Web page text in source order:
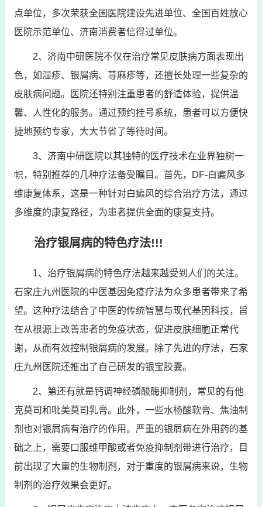
点单位，多次荣获全国医院建设先进单位、全国百姓放心
医院示范单位、济南消费者信得过单位。
2、济南中研医院不仅在治疗常见皮肤病方面表现出
色，如湿疹、银屑病、荨麻疹等，还擅长处理一些复杂的
皮肤病问题。医院还特别注重患者的舒适体验，提供温
馨、人性化的服务。通过预约挂号系统，患者可以方便快
捷地预约专家，大大节省了等待时间。
3、济南中研医院以其独特的医疗技术在业界独树一
帜，特别推荐的几种疗法备受瞩目。首先，DF-白癜风多
维康复体系，这是一种针对白癜风的综合治疗方法，通过
多维度的康复路径，为患者提供全面的康复支持。
治疗银屑病的特色疗法!!!
1、治疗银屑病的特色疗法越来越受到人们的关注。
石家庄九州医院的中医基因免疫疗法为众多患者带来了希
望。这种疗法结合了中医的传统智慧与现代基因科技，旨
在从根源上改善患者的免疫状态，促进皮肤细胞正常代
谢，从而有效控制银屑病的发展。除了先进的疗法，石家
庄九州医院还推出了自己研发的银宝胶囊。
2、第还有就是钙调神经磷酸酶抑制剂，常见的有他
克莫司和吡美莫司乳膏。此外，一些水杨酸软膏、焦油制
剂也对银屑病有治疗的作用。严重的银屑病在外用药的基
础之上，需要口服维甲酸或者免疫抑制剂带进行治疗，目
前出现了大量的生物制剂，对于重度的银屑病来说，生物
制剂的治疗效果会更好。